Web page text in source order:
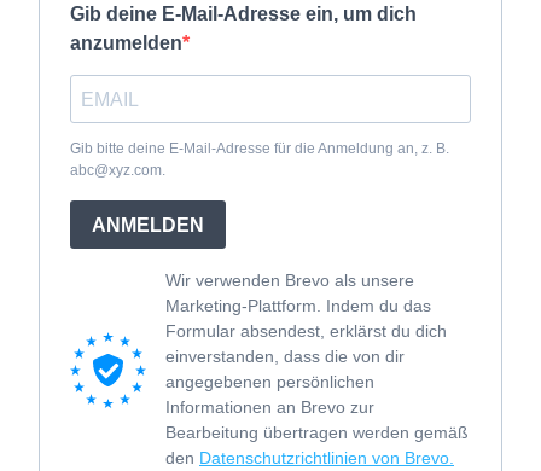
Gib deine E-Mail-Adresse ein, um dich
anzumelden
Gib bitte deine E-Mail-Adresse für die Anmeldung an, z. B.
abc@xyz.com.
ANMELDEN
Wir verwenden Brevo als unsere
Marketing-Plattform. Indem du das
Formular absendest, erklärst du dich
einverstanden, dass die von dir
angegebenen persönlichen
Informationen an Brevo zur
Bearbeitung übertragen werden gemäß
den Datenschutzrichtlinien von Brevo.